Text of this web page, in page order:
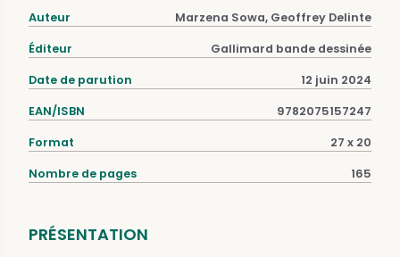
Auteur Marzena Sowa, Geoffrey Delinte
Éditeur Gallimard bande dessinée
Date de parution 12 juin 2024
EAN/ISBN 9782075157247
Format 27 x 20
Nombre de pages 165
PRÉSENTATION